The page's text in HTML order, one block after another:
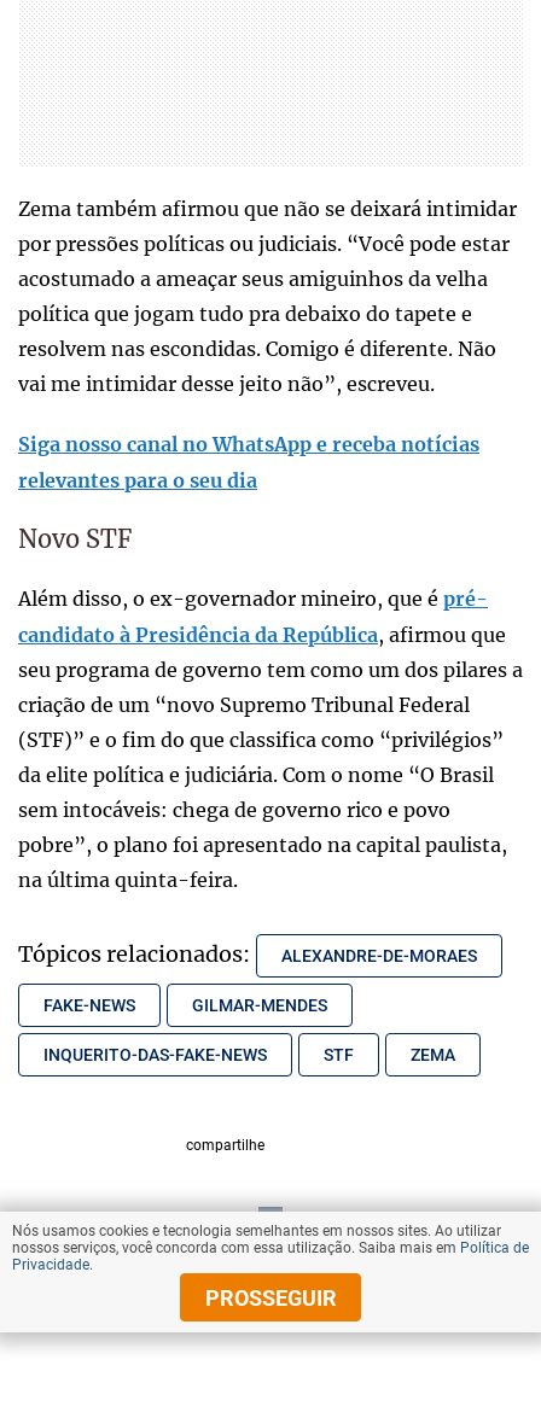
Zema também afirmou que não se deixará intimidar
por pressões políticas ou judiciais. “Você pode estar
acostumado a ameaçar seus amiguinhos da velha
política que jogam tudo pra debaixo do tapete e
resolvem nas escondidas. Comigo é diferente. Não
vai me intimidar desse jeito não”, escreveu.
Siga nosso canal no WhatsApp e receba notícias
relevantes para o seu dia
Novo STF
Além disso, o ex-governador mineiro, que é pré-
candidato à Presidência da República, afirmou que
seu programa de governo tem como um dos pilares a
criação de um “novo Supremo Tribunal Federal
(STF)” e o fim do que classifica como “privilégios”
da elite política e judiciária. Com o nome “O Brasil
sem intocáveis: chega de governo rico e povo
pobre”, o plano foi apresentado na capital paulista,
na última quinta-feira.
Tópicos relacionados: ALEXANDRE-DE-MORAES
FAKE-NEWS GILMAR-MENDES
INQUERITO-DAS-FAKE-NEWS STF ZEMA
compartilhe
VOLTAR AO TOPO
© Copyright 2026 Diários Associados
Nós usamos cookies e tecnologia semelhantes em nossos sites. Ao utilizar
nossos serviços, você concorda com essa utilização. Saiba mais em Política de
Privacidade.
PROSSEGUIR